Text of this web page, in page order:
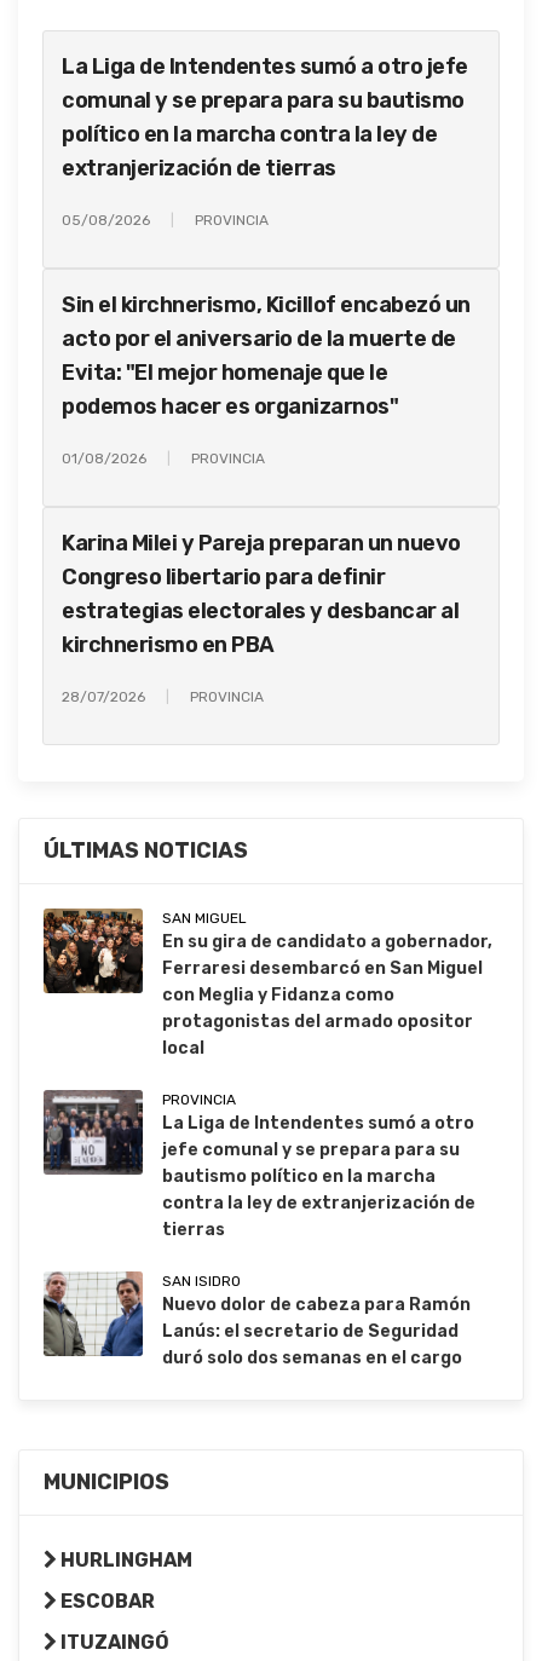
La Liga de Intendentes sumó a otro jefe
comunal y se prepara para su bautismo
político en la marcha contra la ley de
extranjerización de tierras
05/08/2026 PROVINCIA
Sin el kirchnerismo, Kicillof encabezó un
acto por el aniversario de la muerte de
Evita: "El mejor homenaje que le
podemos hacer es organizarnos"
01/08/2026 PROVINCIA
Karina Milei y Pareja preparan un nuevo
Congreso libertario para definir
estrategias electorales y desbancar al
kirchnerismo en PBA
28/07/2026 PROVINCIA
ÚLTIMAS NOTICIAS
SAN MIGUEL
En su gira de candidato a gobernador,
Ferraresi desembarcó en San Miguel
con Meglia y Fidanza como
protagonistas del armado opositor
local
PROVINCIA
La Liga de Intendentes sumó a otro
jefe comunal y se prepara para su
bautismo político en la marcha
contra la ley de extranjerización de
tierras
SAN ISIDRO
Nuevo dolor de cabeza para Ramón
Lanús: el secretario de Seguridad
duró solo dos semanas en el cargo
MUNICIPIOS
HURLINGHAM
ESCOBAR
ITUZAINGÓ